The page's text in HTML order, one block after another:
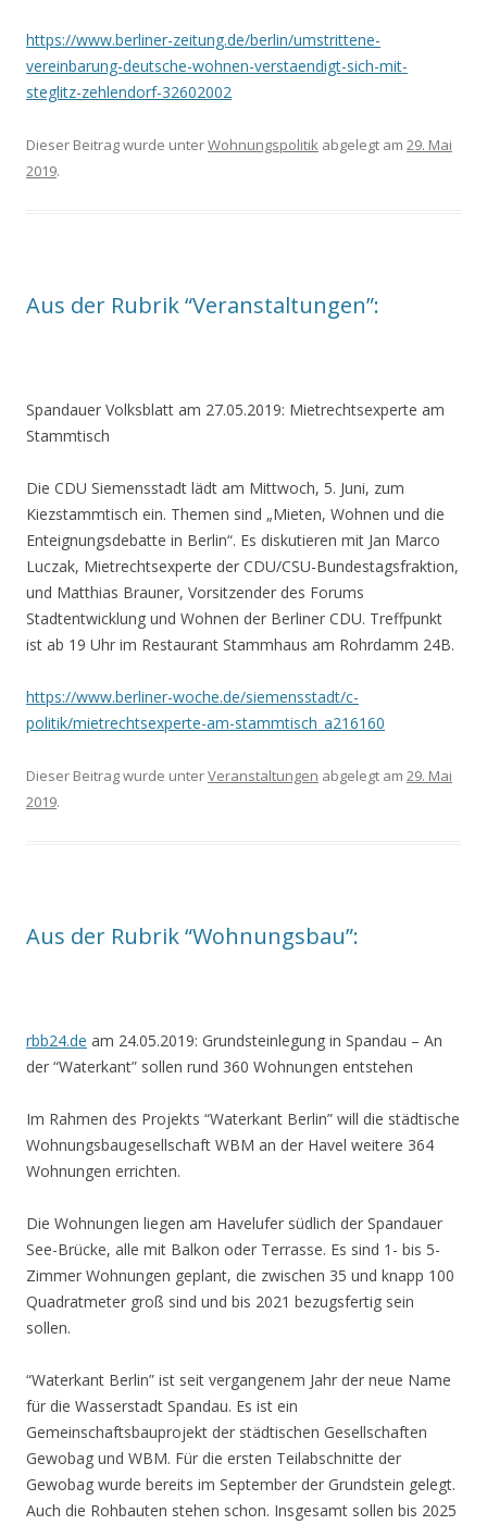
https://www.berliner-zeitung.de/berlin/umstrittene-
vereinbarung-deutsche-wohnen-verstaendigt-sich-mit-
steglitz-zehlendorf-32602002
Dieser Beitrag wurde unterWohnungspolitik abgelegt am 29. Mai
2019.
Aus der Rubrik “Veranstaltungen”:
Spandauer Volksblatt am 27.05.2019: Mietrechtsexperte am
Stammtisch
Die CDU Siemensstadt lädt am Mittwoch, 5. Juni, zum
Kiezstammtisch ein. Themen sind „Mieten, Wohnen und die
Enteignungsdebatte in Berlin“. Es diskutieren mit Jan Marco
Luczak, Mietrechtsexperte der CDU/CSU-Bundestagsfraktion,
und Matthias Brauner, Vorsitzender des Forums
Stadtentwicklung und Wohnen der Berliner CDU. Treffpunkt
ist ab 19 Uhr im Restaurant Stammhaus am Rohrdamm 24B.
https://www.berliner-woche.de/siemensstadt/c-
politik/mietrechtsexperte-am-stammtisch_a216160
Dieser Beitrag wurde unterVeranstaltungen abgelegt am 29. Mai
2019.
Aus der Rubrik “Wohnungsbau”:
rbb24.de am 24.05.2019: Grundsteinlegung in Spandau – An
der “Waterkant” sollen rund 360 Wohnungen entstehen
Im Rahmen des Projekts “Waterkant Berlin” will die städtische
Wohnungsbaugesellschaft WBM an der Havel weitere 364
Wohnungen errichten.
Die Wohnungen liegen am Havelufer südlich der Spandauer
See-Brücke, alle mit Balkon oder Terrasse. Es sind 1- bis 5-
Zimmer Wohnungen geplant, die zwischen 35 und knapp 100
Quadratmeter groß sind und bis 2021 bezugsfertig sein
sollen.
“Waterkant Berlin” ist seit vergangenem Jahr der neue Name
für die Wasserstadt Spandau. Es ist ein
Gemeinschaftsbauprojekt der städtischen Gesellschaften
Gewobag und WBM. Für die ersten Teilabschnitte der
Gewobag wurde bereits im September der Grundstein gelegt.
Auch die Rohbauten stehen schon. Insgesamt sollen bis 2025